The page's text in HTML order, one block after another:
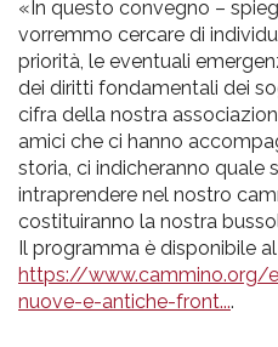
«In questo convegno –
vorremmo cercare di
priorità, le eventuali
dei diritti fondamentali dei
cifra della nostra
amici che ci hanno
storia, ci indicheranno quale
intraprendere nel nostro
costituiranno la nostra
Il programma è disponibile
https://www.cammino.org/
nuove-e-antiche-front....